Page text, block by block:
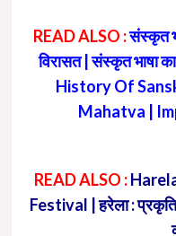
READ ALSO :संस्कृत
विरासत | संस्कृत भाषा
History Of
Mahatva |
READ ALSO :
Festival | हरेला :